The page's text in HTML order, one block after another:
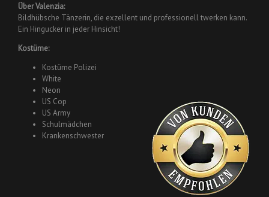
Über Valenzia:
Bildhübsche Tänzerin, die exzellent und professionell twerken kann.
Ein Hingucker in jeder Hinsicht!
Kostüme:
Kostüme Polizei
White
Neon
US Cop
US Army
Schulmädchen
Krankenschwester